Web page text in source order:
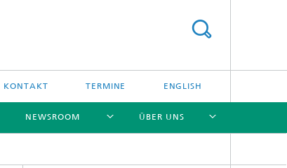
KONTAKT TERMINE ENGLISH
NEWSROOM ÜBER UNS